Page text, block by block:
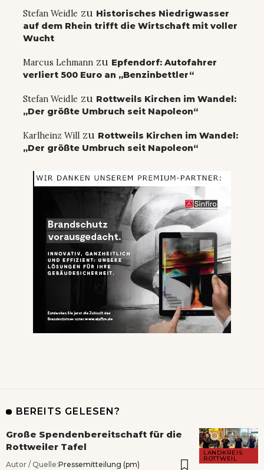
Stefan Weidle zu Historisches Niedrigwasser
auf dem Rhein trifft die Wirtschaft mit voller
Wucht
Marcus Lehmann zu Epfendorf: Autofahrer
verliert 500 Euro an „Benzinbettler“
Stefan Weidle zu Rottweils Kirchen im Wandel:
„Der größte Umbruch seit Napoleon“
Karlheinz Will zu Rottweils Kirchen im Wandel:
„Der größte Umbruch seit Napoleon“
BEREITS GELESEN?
LANDKREIS
ROTTWEIL
Große Spendenbereitschaft für die
Rottweiler Tafel
Autor / Quelle:Pressemitteilung (pm)